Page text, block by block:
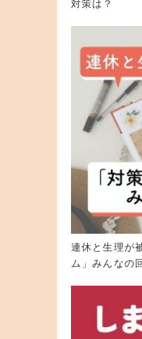
対策は？
連休と生理が
ム」みんなの